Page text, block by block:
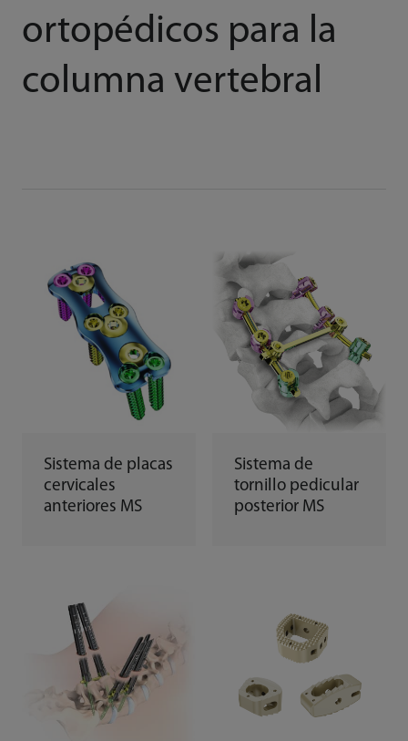
ortopédicos para la
columna vertebral
Sistema de placas
cervicales
anteriores MS
Sistema de
tornillo pedicular
posterior MS